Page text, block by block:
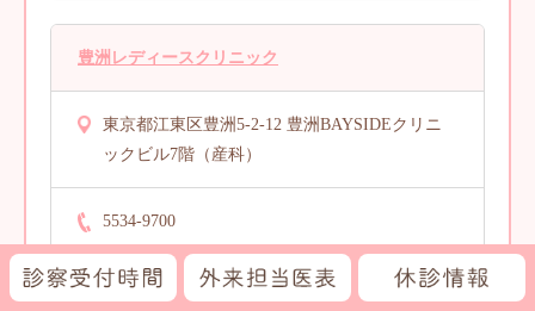
豊洲レディースクリニック
東京都江東区豊洲5-2-12 豊洲BAYSIDEクリニ
ックビル7階（産科）
5534-9700
東京メトロ有楽町線/ゆりかもめ 豊洲駅 徒歩1
診 外 休